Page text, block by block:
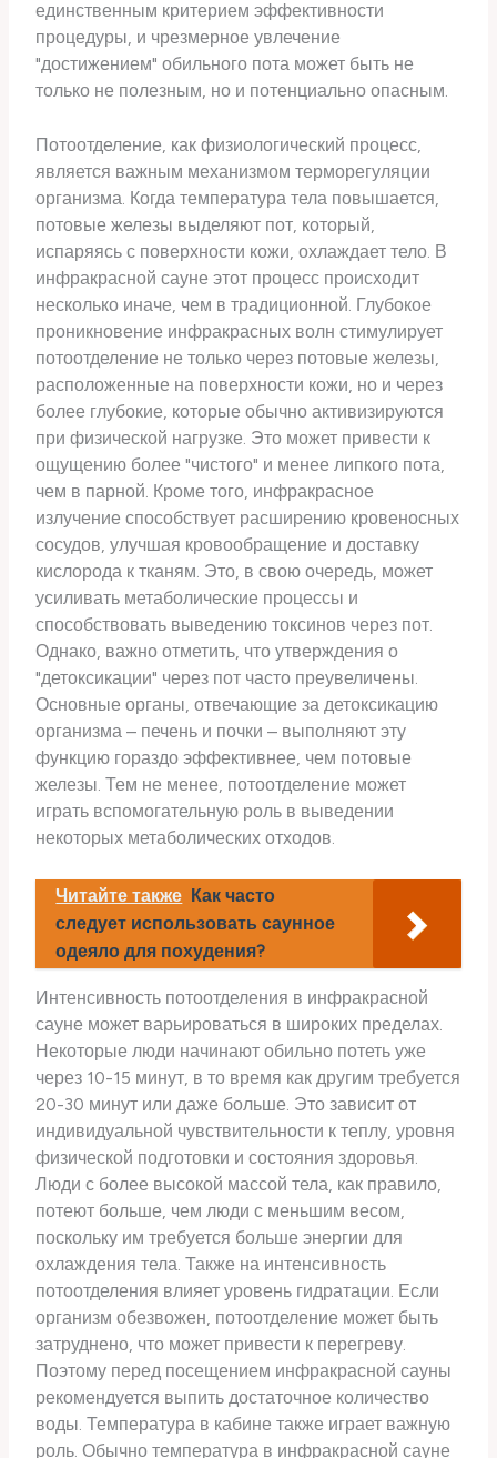
единственным критерием эффективности
процедуры, и чрезмерное увлечение
"достижением" обильного пота может быть не
только не полезным, но и потенциально опасным.
Потоотделение, как физиологический процесс,
является важным механизмом терморегуляции
организма. Когда температура тела повышается,
потовые железы выделяют пот, который,
испаряясь с поверхности кожи, охлаждает тело. В
инфракрасной сауне этот процесс происходит
несколько иначе, чем в традиционной. Глубокое
проникновение инфракрасных волн стимулирует
потоотделение не только через потовые железы,
расположенные на поверхности кожи, но и через
более глубокие, которые обычно активизируются
при физической нагрузке. Это может привести к
ощущению более "чистого" и менее липкого пота,
чем в парной. Кроме того, инфракрасное
излучение способствует расширению кровеносных
сосудов, улучшая кровообращение и доставку
кислорода к тканям. Это, в свою очередь, может
усиливать метаболические процессы и
способствовать выведению токсинов через пот.
Однако, важно отметить, что утверждения о
"детоксикации" через пот часто преувеличены.
Основные органы, отвечающие за детоксикацию
организма – печень и почки – выполняют эту
функцию гораздо эффективнее, чем потовые
железы. Тем не менее, потоотделение может
играть вспомогательную роль в выведении
некоторых метаболических отходов.
Читайте также Как часто
следует использовать саунное
одеяло для похудения?
Интенсивность потоотделения в инфракрасной
сауне может варьироваться в широких пределах.
Некоторые люди начинают обильно потеть уже
через 10-15 минут, в то время как другим требуется
20-30 минут или даже больше. Это зависит от
индивидуальной чувствительности к теплу, уровня
физической подготовки и состояния здоровья.
Люди с более высокой массой тела, как правило,
потеют больше, чем люди с меньшим весом,
поскольку им требуется больше энергии для
охлаждения тела. Также на интенсивность
потоотделения влияет уровень гидратации. Если
организм обезвожен, потоотделение может быть
затруднено, что может привести к перегреву.
Поэтому перед посещением инфракрасной сауны
рекомендуется выпить достаточное количество
воды. Температура в кабине также играет важную
роль. Обычно температура в инфракрасной сауне